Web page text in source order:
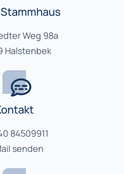
Weg 98a
Halstenbek
84509911
senden